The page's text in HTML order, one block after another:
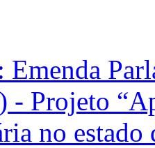
- Projeto
no estado